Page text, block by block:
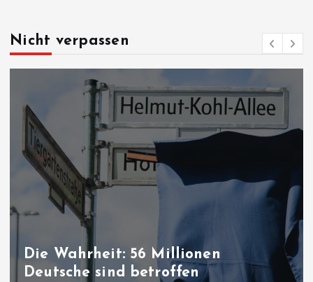
Nicht verpassen
Die Wahrheit: 56 Millionen
Deutsche sind betroffen